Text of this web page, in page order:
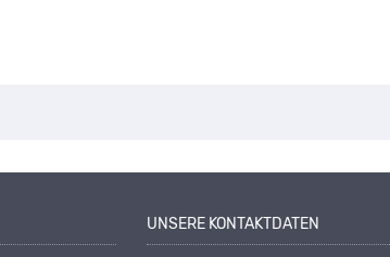
UNSERE KONTAKTDATEN